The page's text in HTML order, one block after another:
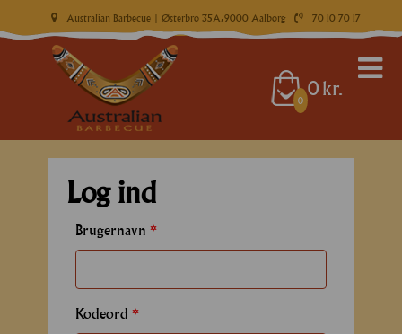
Australian Barbecue | Østerbro 35A, 9000 Aalborg 70 10 70 17
0
0 kr.
Log ind
Brugernavn *
Kodeord *